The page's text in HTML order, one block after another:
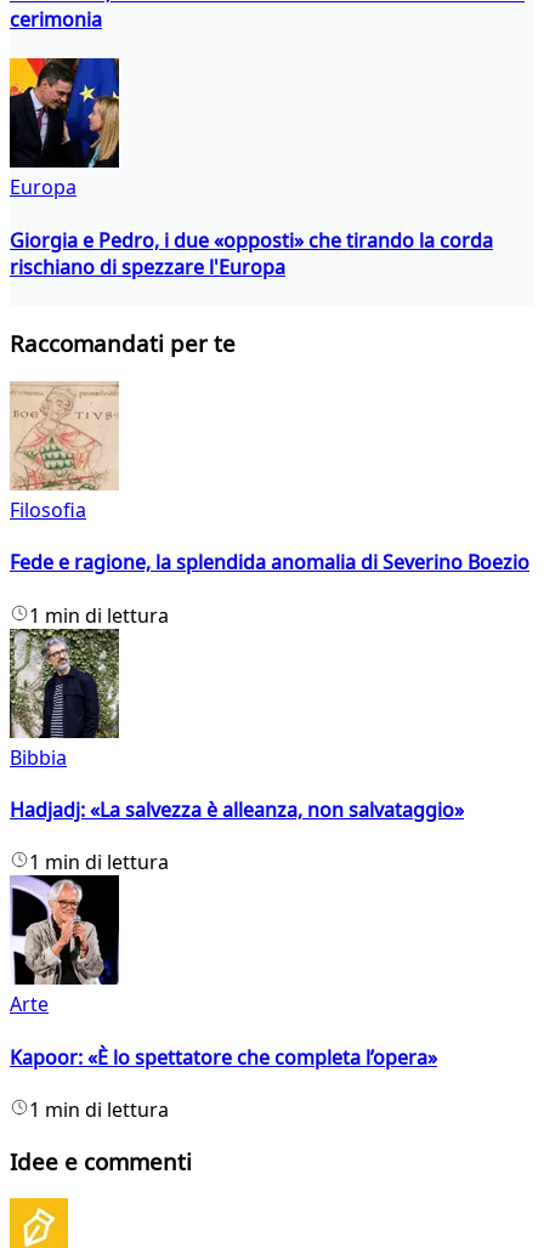
cerimonia
Europa
Giorgia e Pedro, i due «opposti» che tirando la corda
rischiano di spezzare l'Europa
Raccomandati per te
Filosofia
Fede e ragione, la splendida anomalia di Severino Boezio
1 min di lettura
Bibbia
Hadjadj: «La salvezza è alleanza, non salvataggio»
1 min di lettura
Arte
Kapoor: «È lo spettatore che completa l’opera»
1 min di lettura
Idee e commenti